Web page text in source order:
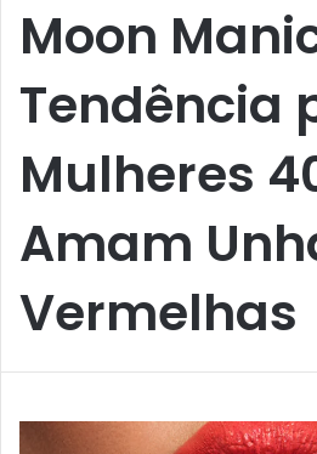
Moon
Tendência
Mulheres
Amam
Vermelhas